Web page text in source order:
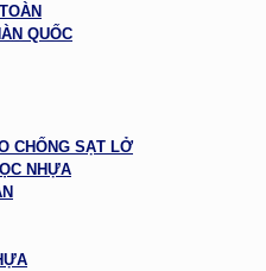
QUỐC
CHỐNG SẠT LỞ
NHỰA